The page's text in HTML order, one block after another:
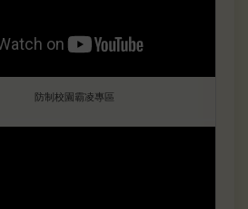
防制校園霸凌專區